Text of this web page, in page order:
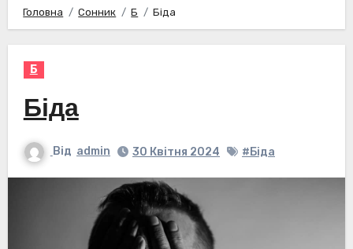
Головна Сонник Б Біда
Б
Біда
Від admin 30 Квітня 2024 #Біда